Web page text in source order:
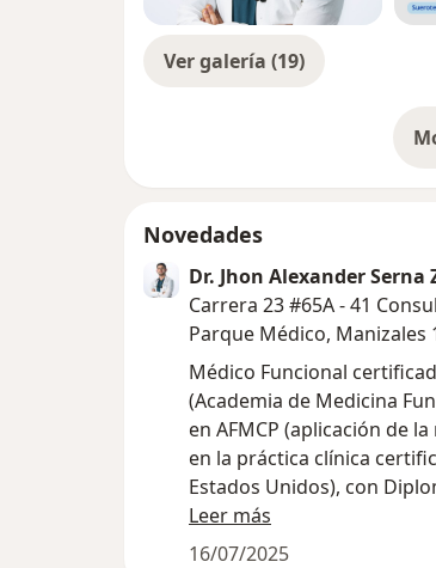
Ver galería (19)
Novedades
Dr. Jhon Alexander Serna
Carrera 23 #65A - 41
Parque Médico, Manizales
Médico Funcional
(Academia de Medicina
en AFMCP (aplicación de
en la práctica clínica
Estados Unidos), con
Terapéuticas Biológicas:
Integrativa y
Leer más
16/07/2025